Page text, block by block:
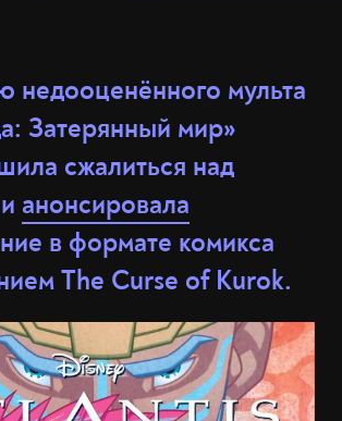
недооценённого мульта
Затерянный мир»
сжалиться над
анонсировала
в формате комикса
The Curse of Kurok.